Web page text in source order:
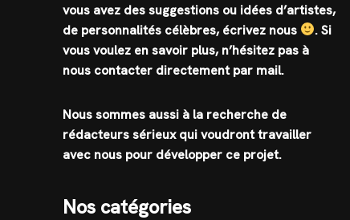
vous avez des suggestions ou idées d’artistes,
de personnalités célèbres, écrivez nous
.Si
vous voulez en savoir plus, n’hésitez pas à
nous contacter directement par mail.
Nous sommes aussi à la recherche de
rédacteurs sérieux qui voudront travailler
avec nous pour développer ce projet.
Nos catégories